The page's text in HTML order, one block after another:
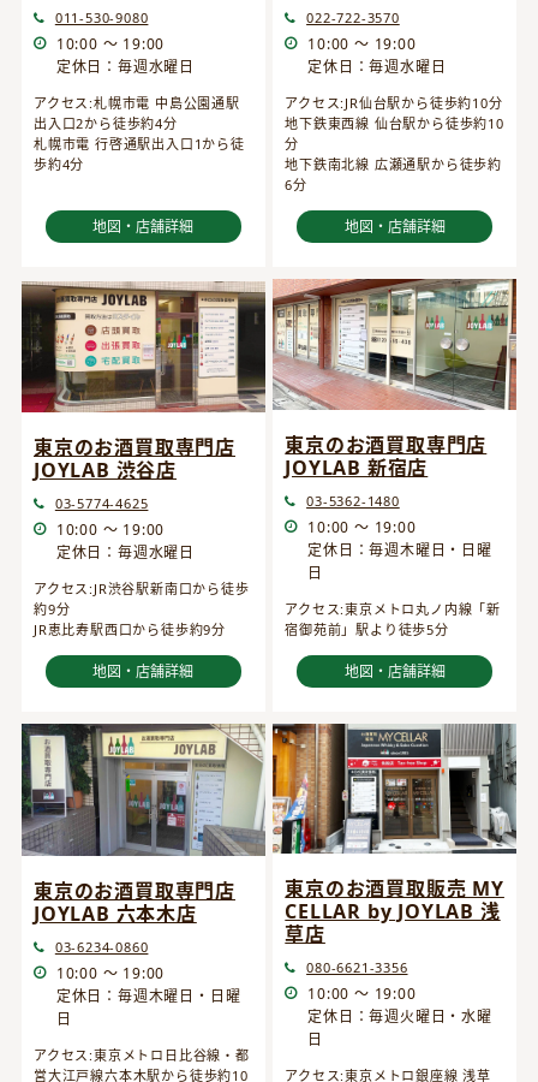
011-530-9080
10:00 ～ 19:00
定休日：毎週水曜日
アクセス:札幌市電 中島公園通駅
出入口2から徒歩約4分
札幌市電 行啓通駅出入口1から徒
歩約4分
地図・店舗詳細
022-722-3570
10:00 ～ 19:00
定休日：毎週水曜日
アクセス:JR仙台駅から徒歩約10分
地下鉄東西線 仙台駅から徒歩約10
分
地下鉄南北線 広瀬通駅から徒歩約
6分
地図・店舗詳細
東京のお酒買取専門店
JOYLAB 渋谷店
03-5774-4625
10:00 ～ 19:00
定休日：毎週水曜日
アクセス:JR渋谷駅新南口から徒歩
約9分
JR恵比寿駅西口から徒歩約9分
地図・店舗詳細
東京のお酒買取専門店
JOYLAB 新宿店
03-5362-1480
10:00 ～ 19:00
定休日：毎週木曜日・日曜
日
アクセス:東京メトロ丸ノ内線「新
宿御苑前」駅より徒歩5分
地図・店舗詳細
東京のお酒買取専門店
JOYLAB 六本木店
03-6234-0860
10:00 ～ 19:00
定休日：毎週木曜日・日曜
日
アクセス:東京メトロ日比谷線・都
営大江戸線六本木駅から徒歩約10
東京のお酒買取販売 MY
CELLAR by JOYLAB 浅
草店
080-6621-3356
10:00 ～ 19:00
定休日：毎週火曜日・水曜
日
アクセス:東京メトロ銀座線 浅草